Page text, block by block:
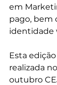
em
pago, bem
identidade
Esta
realizada
outubro